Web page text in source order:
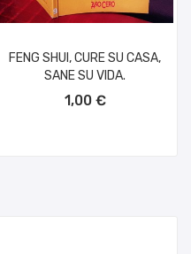
FENG SHUI, CURE SU CASA,
SANE SU VIDA.
1,00 €